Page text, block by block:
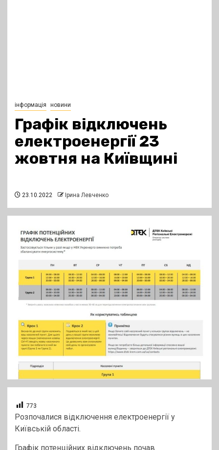
інформація новини
Графік відключень
електроенергії 23
жовтня на Київщині
23.10.2022 Ірина Левченко
773
Розпочалися відключення електроенергії у
Київській області.
Графік потенційних відключень почав